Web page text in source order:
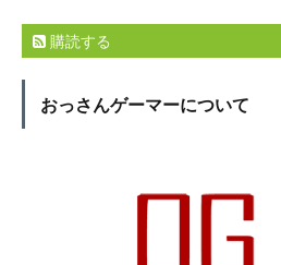
購読する
おっさんゲーマーについて